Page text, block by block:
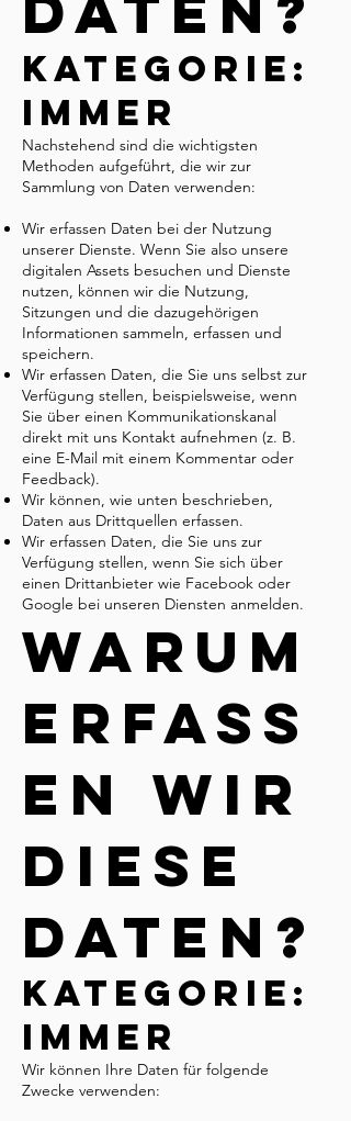
Kategorie:
Immer
Nachstehend sind die wichtigsten
Methoden aufgeführt, die wir zur
Sammlung von Daten verwenden:
Wir erfassen Daten bei der Nutzung
unserer Dienste. Wenn Sie also unsere
digitalen Assets besuchen und Dienste
nutzen, können wir die Nutzung,
Sitzungen und die dazugehörigen
Informationen sammeln, erfassen und
speichern.
Wir erfassen Daten, die Sie uns selbst zur
Verfügung stellen, beispielsweise, wenn
Sie über einen Kommunikationskanal
direkt mit uns Kontakt aufnehmen (z. B.
eine E-Mail mit einem Kommentar oder
Feedback).
Wir können, wie unten beschrieben,
Daten aus Drittquellen erfassen.
Wir erfassen Daten, die Sie uns zur
Verfügung stellen, wenn Sie sich über
einen Drittanbieter wie Facebook oder
Google bei unseren Diensten anmelden.
Warum
erfass
en wir
diese
Daten?
Kategorie:
Immer
Wir können Ihre Daten für folgende
Zwecke verwenden: